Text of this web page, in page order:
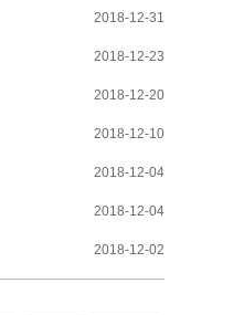
2018-12-31
2018-12-23
2018-12-20
2018-12-10
2018-12-04
2018-12-04
2018-12-02